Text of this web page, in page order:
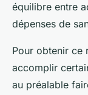
équilibre entre
dépenses de
Pour obtenir ce
accomplir
au préalable